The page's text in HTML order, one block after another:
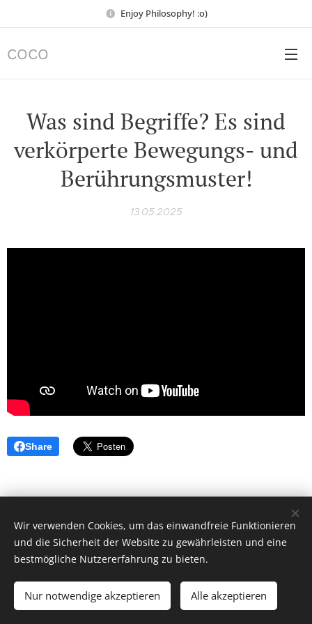
Enjoy Philosophy! :o)
COCO
Was sind Begriffe? Es sind
verkörperte Bewegungs- und
Berührungsmuster!
13.05.2025
Share
© 2026 by Dr. Andrea Christoph-Gaugusch
All rights reserved.
Cookies
Wir verwenden Cookies, um das einwandfreie Funktionieren
und die Sicherheit der Website zu gewährleisten und eine
bestmögliche Nutzererfahrung zu bieten.
Nur notwendige akzeptieren Alle akzeptieren